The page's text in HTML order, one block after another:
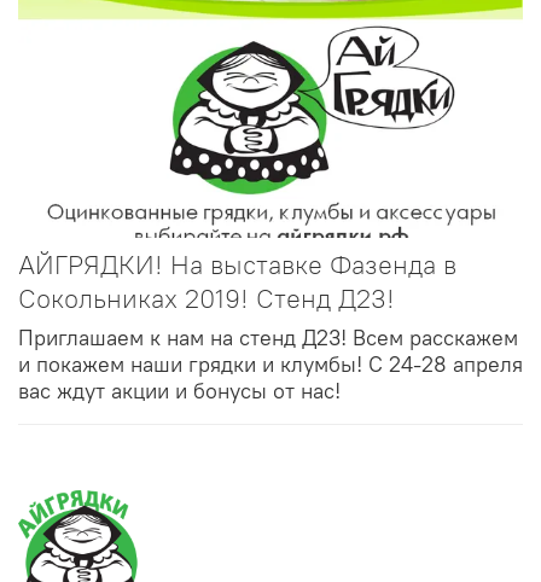
АЙГРЯДКИ! На выставке Фазенда в
Сокольниках 2019! Стенд Д23!
Приглашаем к нам на стенд Д23! Всем расскажем
и покажем наши грядки и клумбы! С 24-28 апреля
вас ждут акции и бонусы от нас!